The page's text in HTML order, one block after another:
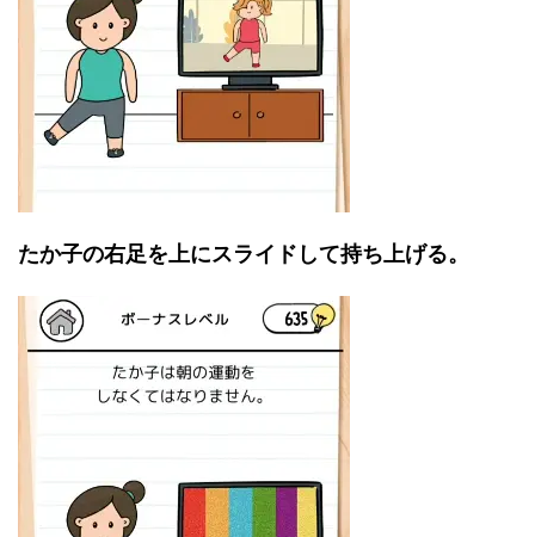
たか子の右足を上にスライドして持ち上げる。